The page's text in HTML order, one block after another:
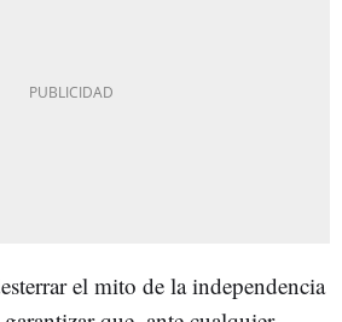
el mito de la independencia